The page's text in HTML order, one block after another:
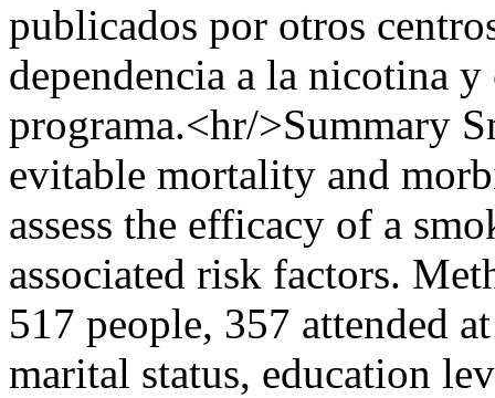
publicados por otros
dependencia a la nicotina
programa.<hr/>Summary
evitable mortality and
assess the efficacy of a
associated risk factors.
517 people, 357 attended
marital status, education